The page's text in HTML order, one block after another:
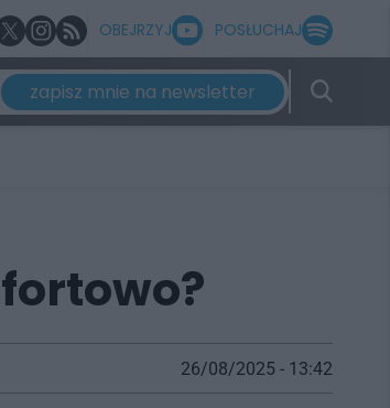
OBEJRZYJ POSŁUCHAJ
zapisz mnie na newsletter
26/08/2025 - 13:42